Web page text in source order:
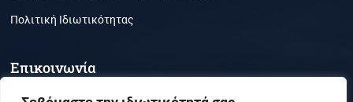
Πολιτική Ιδιωτικότητας
Επικοινωνία
Τμήμα Περιβάλλοντος, Ζάκυνθος, ΤΚ 29100